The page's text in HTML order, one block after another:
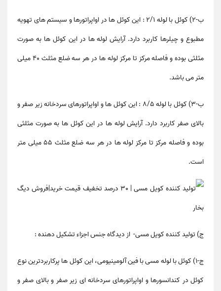
ب-۲) کوئل با لوله ۲/۱ : این کوئل ها در اواپراتورها و سیستم های تهویه
مطبوع و چیلرها کاربرد دارد. آرایش لوله ها در این کوئل ها به صورت
مثلثی بوده و فاصله مرکز تا مرکز لوله ها در هر سه ضلع مثلث ۴۰ میلی
متر می باشد.
ب-۳) کوئل با لوله ۸/۵ : این کوئل ها و اواپراتورهای سردخانه زیر صفر و
بالای صفر کاربرد دارد. آرایش لوله ها در این کوئل ها به صورت مثلثی
بوده و فاصله مرکز تا مرکز لوله ها در هر سه ضلع مثلث ۵۵ میلی متر
است.
ج) تولید کننده کویل مسی- از دیدگاه جنس اجزاء تشکیل دهنده :
ج-۱) کوئل با لوله مسی با فین آلومینیومی، این کوئل ها پرکاربردترین نوع
کوئل در کندانسورها و اواپراتورهای سردخانه ای زیر صفر و بالای صفر و